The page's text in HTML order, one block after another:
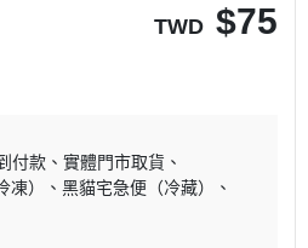
TWD $75
付款
實體門市取貨
）
黑貓宅急便（冷藏）